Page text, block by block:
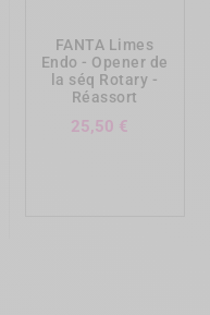
FANTA Limes
Endo - Opener de
la séq Rotary -
Réassort
25,50 €